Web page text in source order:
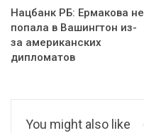
Нацбанк РБ: Ермакова не
попала в Вашингтон из-
за американских
дипломатов
You might also like